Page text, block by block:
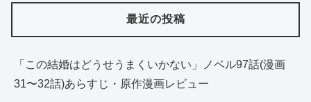
最近の投稿
「この結婚はどうせうまくいかない」ノベル97話(漫画
31〜32話)あらすじ・原作漫画レビュー